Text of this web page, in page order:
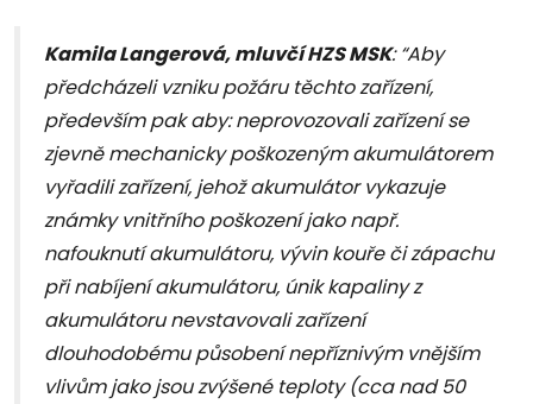
Kamila Langerová, mluvčí HZS MSK: “Aby
předcházeli vzniku požáru těchto zařízení,
především pak aby: neprovozovali zařízení se
zjevně mechanicky poškozeným akumulátorem
vyřadili zařízení, jehož akumulátor vykazuje
známky vnitřního poškození jako např.
nafouknutí akumulátoru, vývin kouře či zápachu
při nabíjení akumulátoru, únik kapaliny z
akumulátoru nevstavovali zařízení
dlouhodobému působení nepříznivým vnějším
vlivům jako jsou zvýšené teploty (cca nad 50